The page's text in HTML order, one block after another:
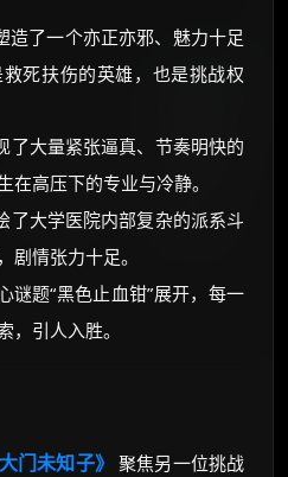
造了一个亦正亦邪、魅力十足
死扶伤的英雄，也是挑战权
了大量紧张逼真、节奏明快的
在高压下的专业与冷静。
了大学医院内部复杂的派系斗
剧情张力十足。
谜题“黑色止血钳”展开，每一
，引人入胜。
门未知子》 聚焦另一位挑战